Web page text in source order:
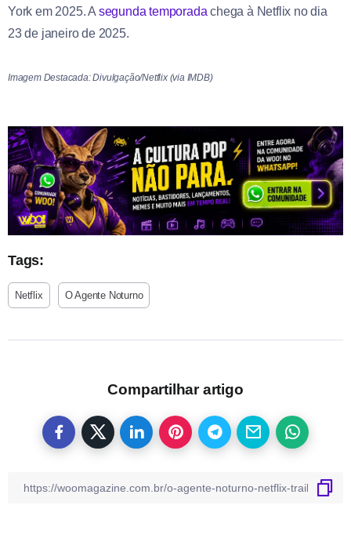
York em 2025. A segunda temporada chega à Netflix no dia
23 de janeiro de 2025.
Imagem Destacada: Divulgação/Netflix (via IMDB)
Tags:
Netflix O Agente Noturno
Compartilhar artigo